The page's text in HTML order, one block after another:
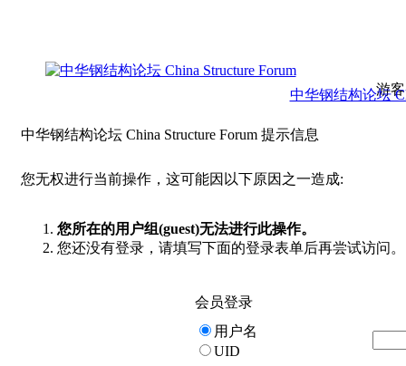
游
中华钢结构论坛
中华钢结构论坛 China Structure Forum 提示信息
您无权进行当前操作，这可能因以下原因之一造成:
您所在的用户组(guest)无法进行此操作。
您还没有登录，请填写下面的登录表单后再尝试访问。
会员登录
用户名
UID